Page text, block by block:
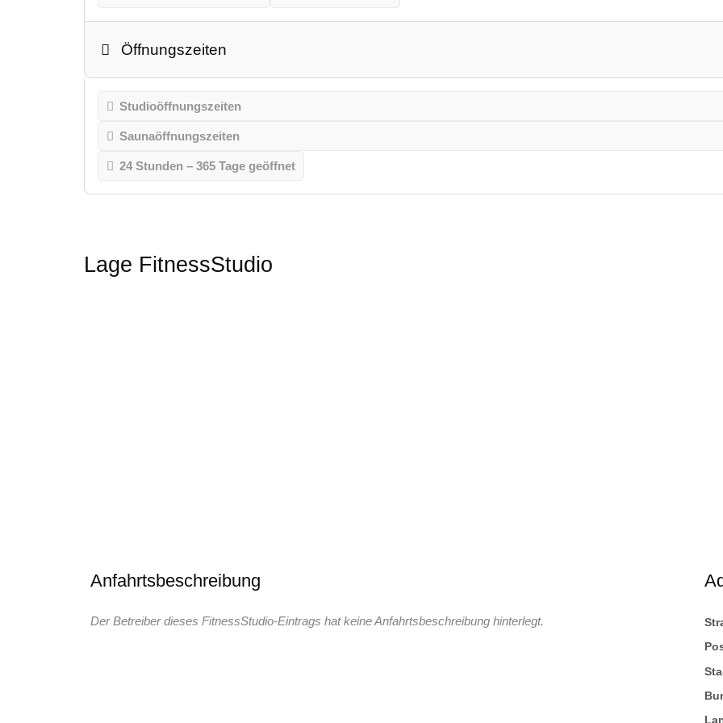
Öffnungszeiten
Studioöffnungszeiten
Saunaöffnungszeiten
24 Stunden – 365 Tage geöffnet
Lage FitnessStudio
Anfahrtsbeschreibung
Der Betreiber dieses FitnessStudio-Eintrags hat keine Anfahrtsbeschreibung hinterlegt.